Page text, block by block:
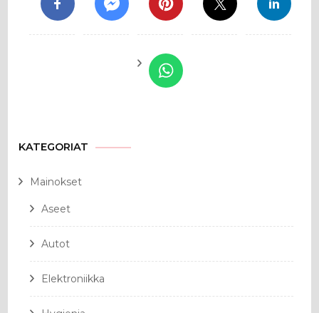
KATEGORIAT
Mainokset
Aseet
Autot
Elektroniikka